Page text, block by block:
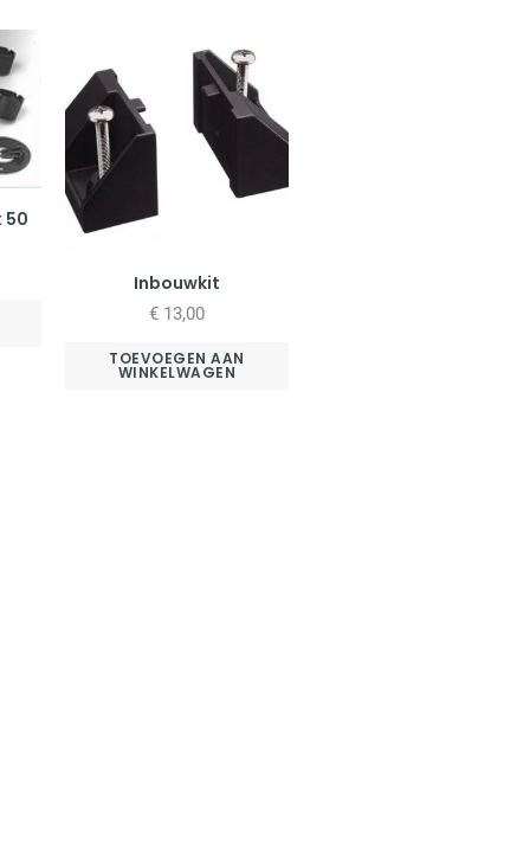
50
Inbouwkit
€ 13,00
TOEVOEGEN AAN
WINKELWAGEN